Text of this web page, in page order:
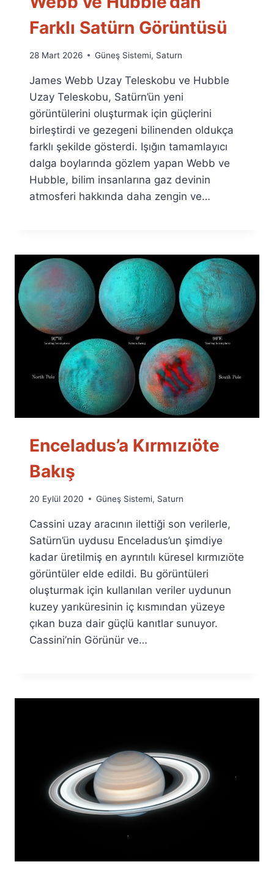
Farklı Satürn Görüntüsü
By
Fuat
Özyar
28 Mart 2026 Güneş Sistemi, Saturn
James Webb Uzay Teleskobu ve Hubble
Uzay Teleskobu, Satürn’ün yeni
görüntülerini oluşturmak için güçlerini
birleştirdi ve gezegeni bilinenden oldukça
farklı şekilde gösterdi. Işığın tamamlayıcı
dalga boylarında gözlem yapan Webb ve
Hubble, bilim insanlarına gaz devinin
atmosferi hakkında daha zengin ve…
Enceladus’a Kırmızıöte
Bakış
By
Fuat
Özyar
20 Eylül 2020 Güneş Sistemi, Saturn
Cassini uzay aracının ilettiği son verilerle,
Satürn’ün uydusu Enceladus’un şimdiye
kadar üretilmiş en ayrıntılı küresel kırmızıöte
görüntüler elde edildi. Bu görüntüleri
oluşturmak için kullanılan veriler uydunun
kuzey yarıküresinin iç kısmından yüzeye
çıkan buza dair güçlü kanıtlar sunuyor.
Cassini’nin Görünür ve…